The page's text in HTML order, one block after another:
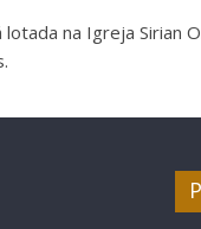
na Igreja Sirian